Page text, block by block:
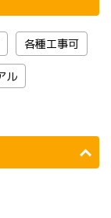
各種工事可
ル